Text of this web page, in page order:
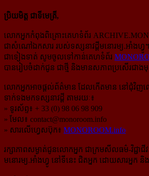
ប្រិយមិត្ត ជាទីមេត្រី,
លោកអ្នកកំពុងពិគ្រោះគេហទំព័រ
ជាសំណៅឯកសារ របស់ទស្សនាវដ្ដីមនោរម្យ.អាំងហ្វូ។
ជាទៀងទាត់ សូមចូលទៅកាន់​គេហទំព័រ
បានរៀបចំដាក់ជូន ជាថ្មី និងមានសភាពប្រសើរជាង
លោកអ្នកអាចផ្ដល់ព័ត៌មាន ដែលកើតមាន នៅជុំវិញ
ទាក់ទងមកទស្សនាវដ្ដី តាមរយៈ៖
» ទូរស័ព្ទ៖ + 33 (0) 98 06 98 909
» មែល៖ contact@monoroom.info
» សារលើហ្វេសប៊ុក៖ MONOROOM.info
រក្សាភាពសម្ងាត់ជូនលោកអ្នក ជាក្រមសីលធម៌-​វិជ្ជាជី
មនោរម្យ.អាំងហ្វូ នៅទីនេះ ជិតអ្នក ដោយសារអ្នក និង